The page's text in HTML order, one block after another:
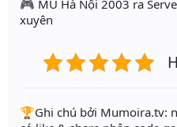
🎮 MU Hà Nội 2003 ra
xuyên
️🏆Ghi chú bởi Mumoira.tv: